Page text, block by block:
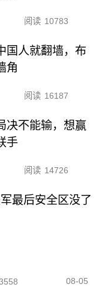
阅读 10783
国人就翻墙，布
角
阅读 16187
决不能输，想赢
手
阅读 14726
最后安全区没了
08-05